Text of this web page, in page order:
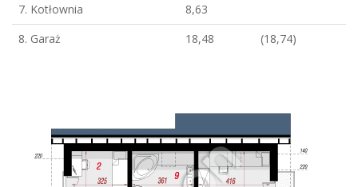
7. Kotłownia
8,63
8. Garaż
18,48 (18,74)